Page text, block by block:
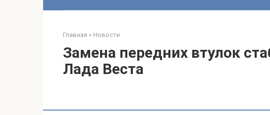
Главная » Новости
Замена передних втулок
Лада Веста